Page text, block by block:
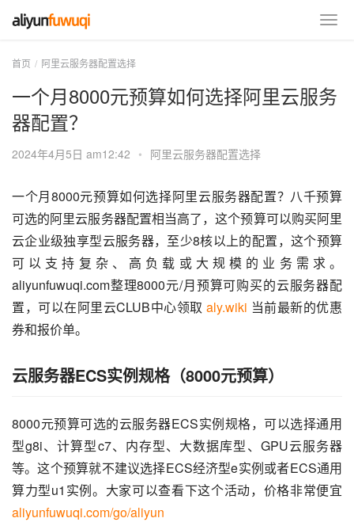
首页 阿里云服务器配置选择
一个月8000元预算如何选择阿里云服务
器配置？
2024年4月5日 am12:42 • 阿里云服务器配置选择
一个月8000元预算如何选择阿里云服务器配置？八千预算
可选的阿里云服务器配置相当高了，这个预算可以购买阿里
云企业级独享型云服务器，至少8核以上的配置，这个预算
可以支持复杂、高负载或大规模的业务需求。
aliyunfuwuqi.com整理8000元/月预算可购买的云服务器配
置，可以在阿里云CLUB中心领取 aly.wiki 当前最新的优惠
券和报价单。
云服务器ECS实例规格（8000元预算）
8000元预算可选的云服务器ECS实例规格，可以选择通用
型g8i、计算型c7、内存型、大数据库型、GPU云服务器
等。这个预算就不建议选择ECS经济型e实例或者ECS通用
aliyunfuwuqi.com/go/aliyun